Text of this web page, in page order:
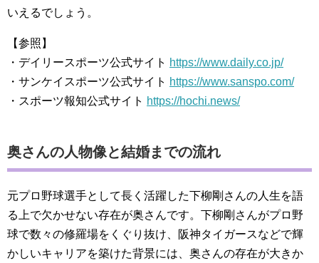
いえるでしょう。
【参照】
・デイリースポーツ公式サイト https://www.daily.co.jp/
・サンケイスポーツ公式サイト https://www.sanspo.com/
・スポーツ報知公式サイト https://hochi.news/
奥さんの人物像と結婚までの流れ
元プロ野球選手として長く活躍した下柳剛さんの人生を語
る上で欠かせない存在が奥さんです。下柳剛さんがプロ野
球で数々の修羅場をくぐり抜け、阪神タイガースなどで輝
かしいキャリアを築けた背景には、奥さんの存在が大きか